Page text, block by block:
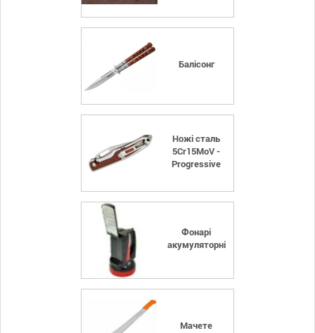
Балісонг
Ножі сталь
5Cr15MoV -
Progressive
Фонарі
акумуляторні
Мачете